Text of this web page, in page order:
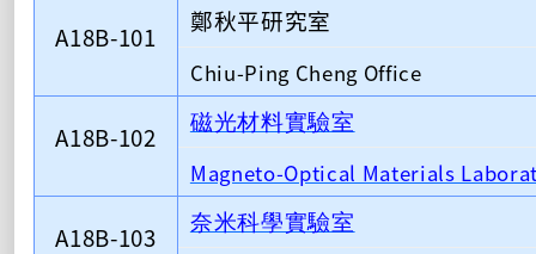
A18B-101 鄭秋平研究室
Chiu-Ping Cheng Office
A18B-102 磁光材料實驗室
Magneto-Optical Materials
A18B-103 奈米科學實驗室